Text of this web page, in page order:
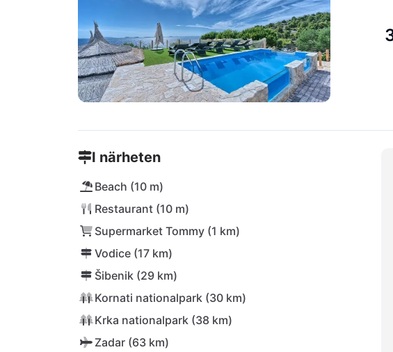
I närheten
Beach (10 m)
Restaurant (10 m)
Supermarket Tommy (1 km)
Vodice (17 km)
Šibenik (29 km)
Kornati nationalpark (30 km)
Krka nationalpark (38 km)
Zadar (63 km)